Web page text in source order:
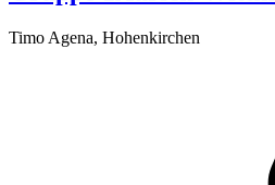
Timo Agena, Hohenkirchen